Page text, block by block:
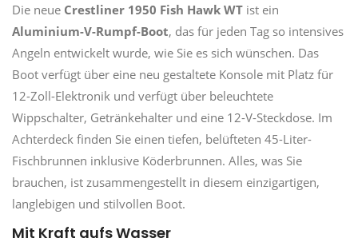
Die neue Crestliner 1950 Fish Hawk WT ist ein
Aluminium-V-Rumpf-Boot, das für jeden Tag so intensives
Angeln entwickelt wurde, wie Sie es sich wünschen. Das
Boot verfügt über eine neu gestaltete Konsole mit Platz für
12-Zoll-Elektronik und verfügt über beleuchtete
Wippschalter, Getränkehalter und eine 12-V-Steckdose. Im
Achterdeck finden Sie einen tiefen, belüfteten 45-Liter-
Fischbrunnen inklusive Köderbrunnen. Alles, was Sie
brauchen, ist zusammengestellt in diesem einzigartigen,
langlebigen und stilvollen Boot.
Mit Kraft aufs Wasser